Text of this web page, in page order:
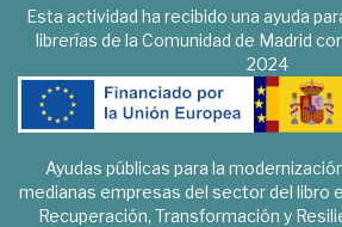
Esta actividad ha recibido una ayuda
librerías de la Comunidad de Madrid
2024
Ayudas públicas para la
medianas empresas del sector del libro
Recuperación, Transformación y